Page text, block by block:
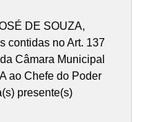
DE SOUZA,
contidas no Art. 137
Câmara Municipal
ao Chefe do Poder
presente(s)